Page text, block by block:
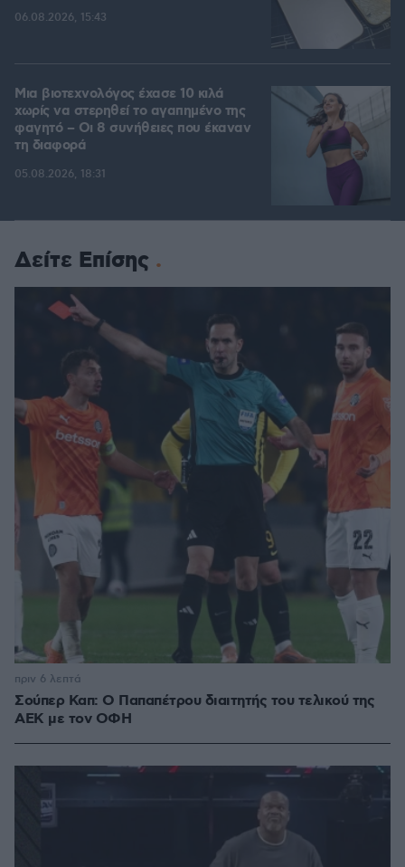
06.08.2026, 15:43
Μια βιοτεχνολόγος έχασε 10 κιλά
χωρίς να στερηθεί το αγαπημένο της
φαγητό – Οι 8 συνήθειες που έκαναν
τη διαφορά
05.08.2026, 18:31
Δείτε Επίσης
Σούπερ Καπ: Ο Παπαπέτρου διαιτητής του τελικού της
ΑΕΚ με τον ΟΦΗ
πριν 6 λεπτά